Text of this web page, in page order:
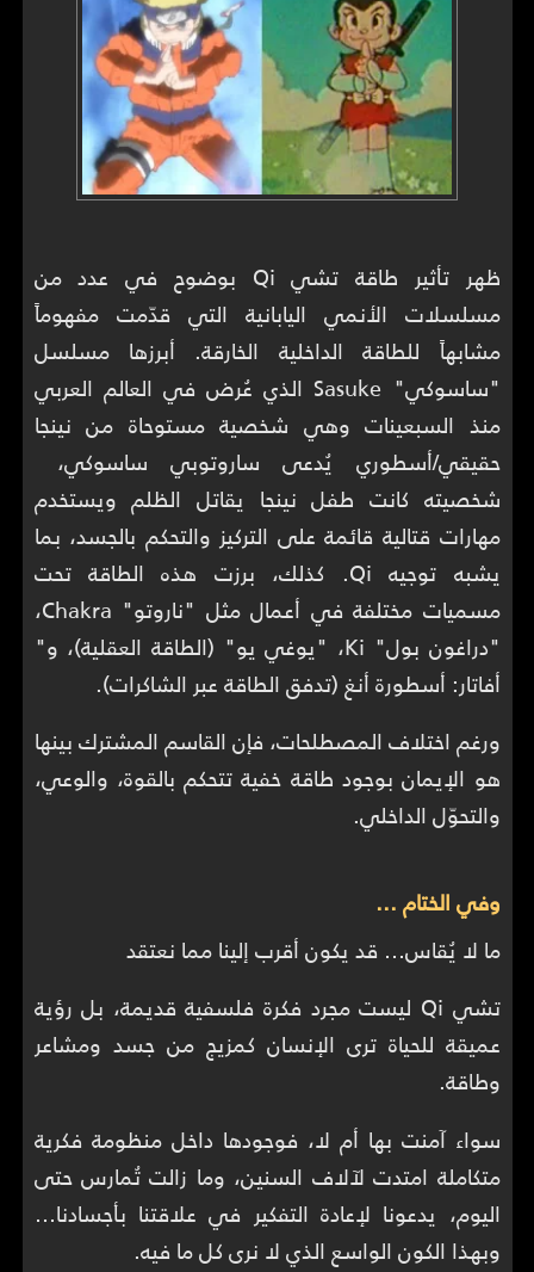
ظهر تأثير طاقة تشي Qi بوضوح في عدد من
مسلسلات الأنمي اليابانية التي قدّمت مفهوماً
مشابهاً للطاقة الداخلية الخارقة. أبرزها مسلسل
"ساسوكي" Sasuke الذي عُرض في العالم العربي
منذ السبعينات وهي شخصية مستوحاة من نينجا
حقيقي/أسطوري يُدعى ساروتوبي ساسوكي،
شخصيته كانت طفل نينجا يقاتل الظلم ويستخدم
مهارات قتالية قائمة على التركيز والتحكم بالجسد، بما
يشبه توجيه Qi. كذلك، برزت هذه الطاقة تحت
مسميات مختلفة في أعمال مثل "ناروتو" Chakra،
"دراغون بول" Ki، "يوغي يو" (الطاقة العقلية)، و"
أفاتار: أسطورة أنغ (تدفق الطاقة عبر الشاكرات).
ورغم اختلاف المصطلحات، فإن القاسم المشترك بينها
هو الإيمان بوجود طاقة خفية تتحكم بالقوة، والوعي،
والتحوّل الداخلي.
وفي الختام ...
ما لا يُقاس… قد يكون أقرب إلينا مما نعتقد
تشي Qi ليست مجرد فكرة فلسفية قديمة، بل رؤية
عميقة للحياة ترى الإنسان كمزيج من جسد ومشاعر
وطاقة.
سواء آمنت بها أم لا، فوجودها داخل منظومة فكرية
متكاملة امتدت لآلاف السنين، وما زالت تُمارس حتى
اليوم، يدعونا لإعادة التفكير في علاقتنا بأجسادنا…
وبهذا الكون الواسع الذي لا نرى كل ما فيه.